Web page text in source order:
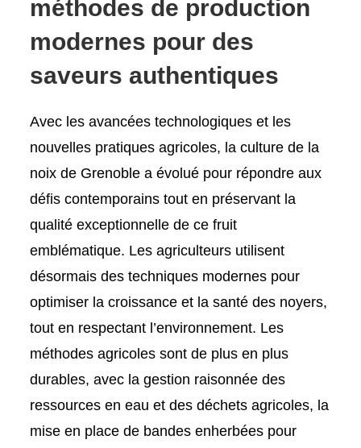
méthodes de production
modernes pour des
saveurs authentiques
Avec les avancées technologiques et les
nouvelles pratiques agricoles, la culture de la
noix de Grenoble a évolué pour répondre aux
défis contemporains tout en préservant la
qualité exceptionnelle de ce fruit
emblématique. Les agriculteurs utilisent
désormais des techniques modernes pour
optimiser la croissance et la santé des noyers,
tout en respectant l’environnement. Les
méthodes agricoles sont de plus en plus
durables, avec la gestion raisonnée des
ressources en eau et des déchets agricoles, la
mise en place de bandes enherbées pour